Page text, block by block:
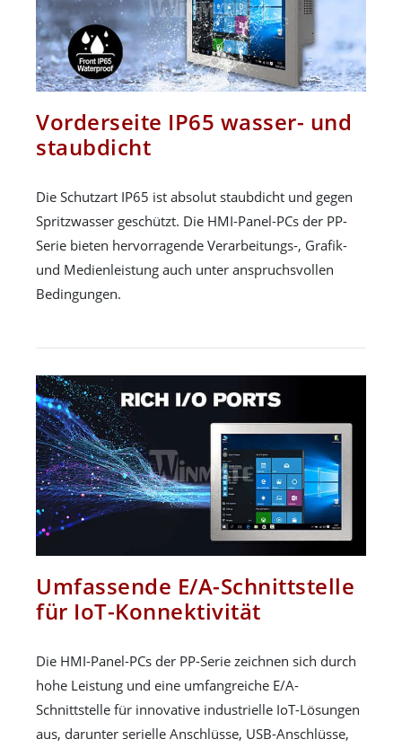
Vorderseite IP65 wasser- und
staubdicht
Die Schutzart IP65 ist absolut staubdicht und gegen
Spritzwasser geschützt. Die HMI-Panel-PCs der PP-
Serie bieten hervorragende Verarbeitungs-, Grafik-
und Medienleistung auch unter anspruchsvollen
Bedingungen.
Umfassende E/A-Schnittstelle
für IoT-Konnektivität
Die HMI-Panel-PCs der PP-Serie zeichnen sich durch
hohe Leistung und eine umfangreiche E/A-
Schnittstelle für innovative industrielle IoT-Lösungen
aus, darunter serielle Anschlüsse, USB-Anschlüsse,